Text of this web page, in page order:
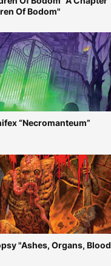
Of Bodom"
“Necromanteum”
"Ashes, Organs, Blood